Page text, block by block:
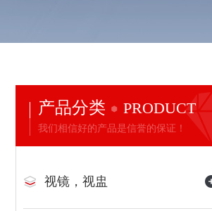
产品分类 PRODUCT
我们相信好的产品是信誉的保证！
视镜，视盅